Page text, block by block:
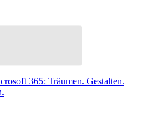
365: Träumen. Gestalten.